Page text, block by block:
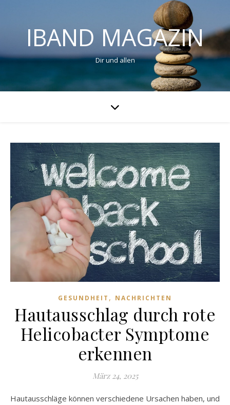
IBAND MAGAZIN
Dir und allen
GESUNDHEIT , NACHRICHTEN
Hautausschlag durch rote
Helicobacter Symptome
erkennen
März 24, 2025
Hautausschläge können verschiedene Ursachen haben, und